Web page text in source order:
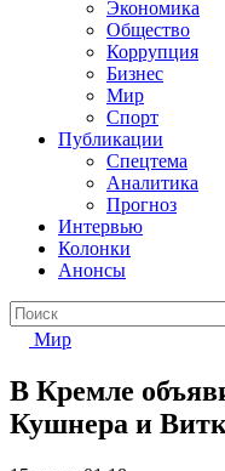
Экономика
Общество
Коррупция
Бизнес
Мир
Спорт
Публикации
Спецтема
Аналитика
Прогноз
Интервью
Колонки
Анонсы
Мир
В Кремле
Кушнера и